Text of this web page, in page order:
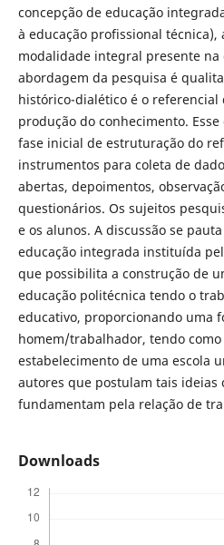
concepção de educação
à educação profissional técnica),
modalidade integral presente
abordagem da pesquisa é
histórico-dialético é o referencial
produção do conhecimento.
fase inicial de estruturação do
instrumentos para coleta de
abertas, depoimentos,
questionários. Os sujeitos
e os alunos. A discussão se
educação integrada instituída
que possibilita a construção de
educação politécnica tendo o
educativo, proporcionando uma
homem/trabalhador, tendo
estabelecimento de uma escola
autores que postulam tais ideias
fundamentam pela relação de
Downloads